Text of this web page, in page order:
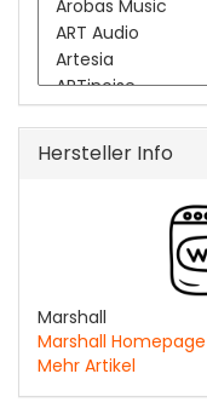
Hersteller Info
Marshall
Marshall Homepage
Mehr Artikel